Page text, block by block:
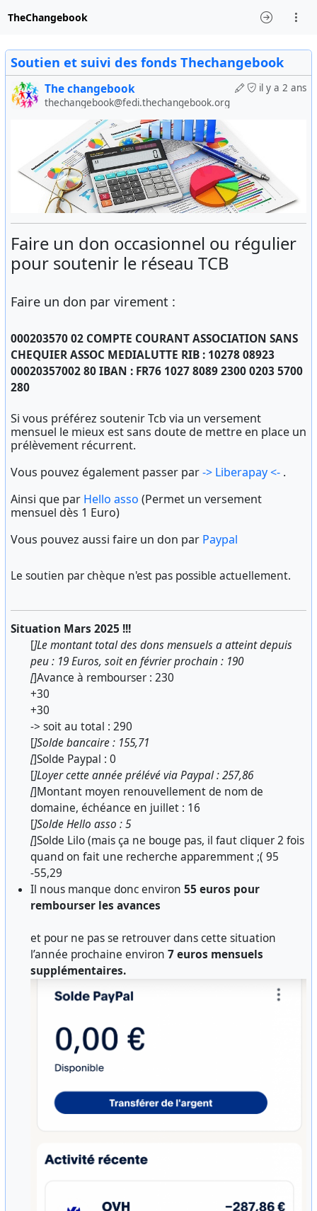
TheChangebook
Soutien et suivi des fonds Thechangebook
il y a 2 ans
The changebook
thechangebook@fedi.thechangebook.org
Faire un don occasionnel ou régulier
pour soutenir le réseau TCB
Faire un don par virement :
000203570 02 COMPTE COURANT ASSOCIATION SANS
CHEQUIER ASSOC MEDIALUTTE RIB : 10278 08923
00020357002 80 IBAN : FR76 1027 8089 2300 0203 5700
280
Si vous préférez soutenir Tcb via un versement
mensuel le mieux est sans doute de mettre en place un
prélèvement récurrent.
Vous pouvez également passer par-> Liberapay <- .
Ainsi que par Hello asso (Permet un versement
mensuel dès 1 Euro)
Vous pouvez aussi faire un don par Paypal
Le soutien par chèque n'est pas possible actuellement.
Situation Mars 2025 !!!
[]Le montant total des dons mensuels a atteint depuis
peu : 19 Euros, soit en février prochain : 190
[]Avance à rembourser : 230
+30
+30
-> soit au total : 290
[]Solde bancaire : 155,71
[]Solde Paypal : 0
[]Loyer cette année prélévé via Paypal : 257,86
[]Montant moyen renouvellement de nom de
domaine, échéance en juillet : 16
[]Solde Hello asso : 5
[]Solde Lilo (mais ça ne bouge pas, il faut cliquer 2 fois
quand on fait une recherche apparemment ;( 95
-55,29
Il nous manque donc environ 55 euros pour
rembourser les avances
et pour ne pas se retrouver dans cette situation
l’année prochaine environ 7 euros mensuels
supplémentaires.